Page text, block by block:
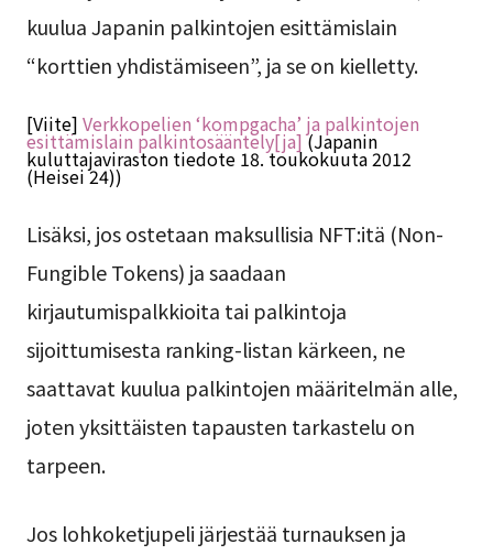
kuulua Japanin palkintojen esittämislain
“korttien yhdistämiseen”, ja se on kielletty.
[Viite] Verkkopelien ‘kompgacha’ ja palkintojen
esittämislain palkintosääntely[ja](Japanin
kuluttajaviraston tiedote 18. toukokuuta 2012
(Heisei 24))
Lisäksi, jos ostetaan maksullisia NFT:itä (Non-
Fungible Tokens) ja saadaan
kirjautumispalkkioita tai palkintoja
sijoittumisesta ranking-listan kärkeen, ne
saattavat kuulua palkintojen määritelmän alle,
joten yksittäisten tapausten tarkastelu on
tarpeen.
Jos lohkoketjupeli järjestää turnauksen ja